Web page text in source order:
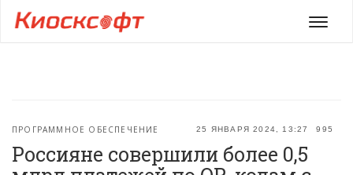
Меню
25 ЯНВАРЯ 2024, 13:27 995
ПРОГРАММНОЕ ОБЕСПЕЧЕНИЕ
Россияне совершили более 0,5